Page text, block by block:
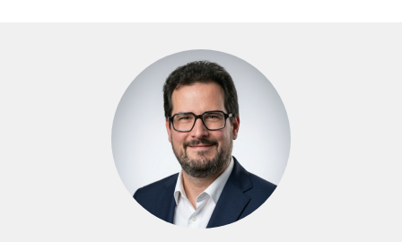
Rüsch, N., Heland-Graef, M. & Berg-Peer, J. (2020).
Stigma psychischer Erkrankung: Strategien gegen
Ausgrenzung und Diskriminierung
. Elsevier,
Amsterdam.